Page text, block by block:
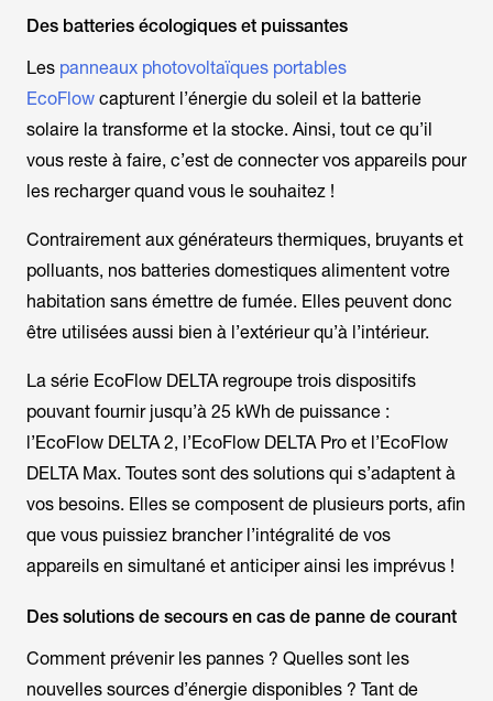
Des batteries écologiques et puissantes
Les panneaux photovoltaïques portables
EcoFlow capturent l’énergie du soleil et la batterie
solaire la transforme et la stocke. Ainsi, tout ce qu’il
vous reste à faire, c’est de connecter vos appareils pour
les recharger quand vous le souhaitez !
Contrairement aux générateurs thermiques, bruyants et
polluants, nos batteries domestiques alimentent votre
habitation sans émettre de fumée. Elles peuvent donc
être utilisées aussi bien à l’extérieur qu’à l’intérieur.
La série EcoFlow DELTA regroupe trois dispositifs
pouvant fournir jusqu’à 25 kWh de puissance :
l’EcoFlow DELTA 2, l’EcoFlow DELTA Pro et l’EcoFlow
DELTA Max. Toutes sont des solutions qui s’adaptent à
vos besoins. Elles se composent de plusieurs ports, afin
que vous puissiez brancher l’intégralité de vos
appareils en simultané et anticiper ainsi les imprévus !
Des solutions de secours en cas de panne de courant
Comment prévenir les pannes ? Quelles sont les
nouvelles sources d’énergie disponibles ? Tant de